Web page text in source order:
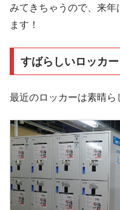
みてきちゃうので、来
ます！
すばらしいロッカー
最近のロッカーは素晴ら